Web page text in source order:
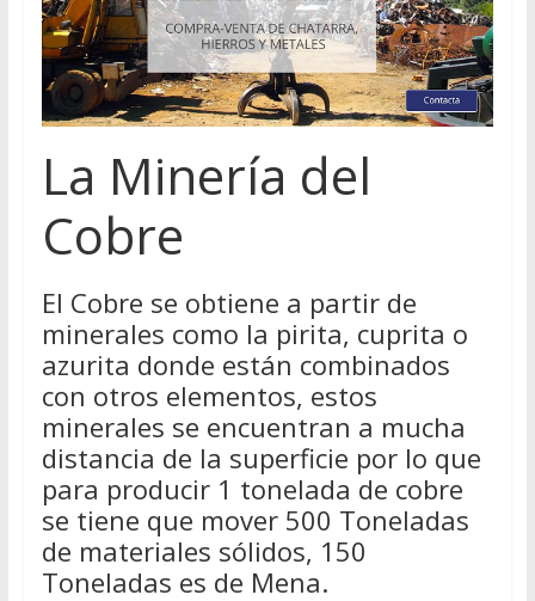
La Minería del
Cobre
El Cobre se obtiene a partir de
minerales como la pirita, cuprita o
azurita donde están combinados
con otros elementos, estos
minerales se encuentran a mucha
distancia de la superficie por lo que
para producir 1 tonelada de cobre
se tiene que mover 500 Toneladas
de materiales sólidos, 150
Toneladas es de Mena.